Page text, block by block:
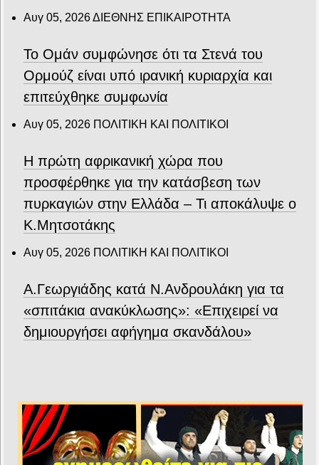
Αυγ 05, 2026ΔΙΕΘΝΗΣ ΕΠΙΚΑΙΡΟΤΗΤΑ
Το Ομάν συμφώνησε ότι τα Στενά του
Ορμούζ είναι υπό ιρανική κυριαρχία και
επιτεύχθηκε συμφωνία
Αυγ 05, 2026 ΠΟΛΙΤΙΚΗ ΚΑΙ ΠΟΛΙΤΙΚΟΙ
Η πρώτη αφρικανική χώρα που
προσφέρθηκε για την κατάσβεση των
πυρκαγιών στην Ελλάδα – Τι αποκάλυψε ο
Κ.Μητσοτάκης
Αυγ 05, 2026 ΠΟΛΙΤΙΚΗ ΚΑΙ ΠΟΛΙΤΙΚΟΙ
Α.Γεωργιάδης κατά Ν.Ανδρουλάκη για τα
«σπιτάκια ανακύκλωσης»: «Επιχειρεί να
δημιουργήσει αφήγημα σκανδάλου»